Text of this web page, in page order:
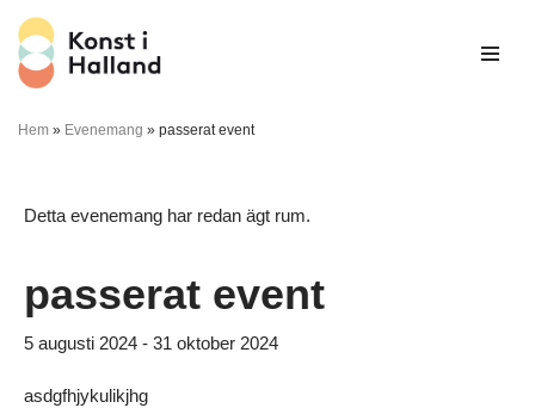
Hoppa
till
innehåll
Hem » Evenemang » passerat event
Detta evenemang har redan ägt rum.
passerat event
5 augusti 2024 - 31 oktober 2024
asdgfhjykulikjhg